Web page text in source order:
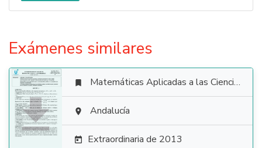
Exámenes similares

 Matemáticas Aplicadas a las Ciencias Sociales
 Andalucía
 Extraordinaria de 2013